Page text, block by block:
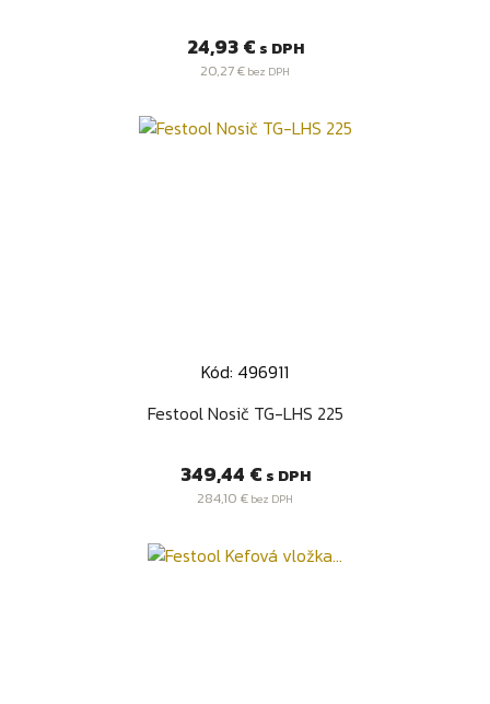
Cena
24,93 € s DPH
20,27 € bez DPH
Kód: 496911
Festool Nosič TG-LHS 225
Cena
349,44 € s DPH
284,10 € bez DPH